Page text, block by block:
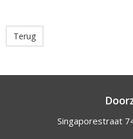
Terug
Singaporestraat